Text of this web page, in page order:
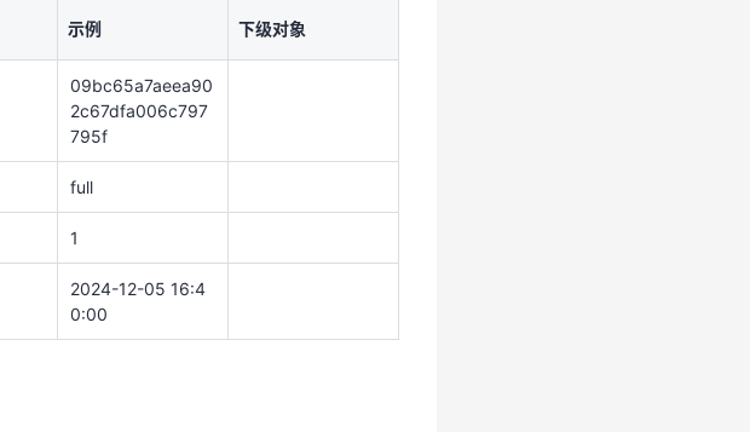
1
2024-12-05 16:4
0:00
说明
示例 下级对象
09bc65a7aeea90
2c67dfa006c797
795f
full
1
2024-12-05 16:4
0:00